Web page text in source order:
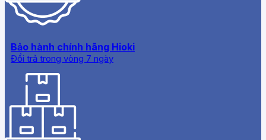
Bảo hành chính hãng Hioki
Đổi trả trong vòng 7 ngày